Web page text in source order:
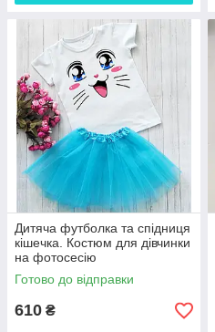
Дитяча футболка та спідниця
кішечка. Костюм для дівчинки
на фотосесію
Готово до відправки
610 ₴